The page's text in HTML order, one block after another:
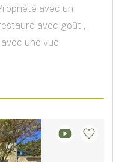
avec un
avec goût ,
une vue